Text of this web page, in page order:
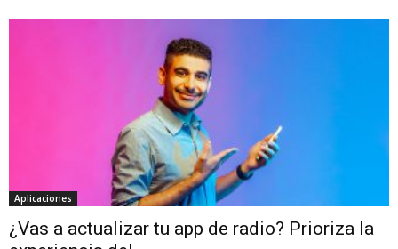
Aplicaciones
¿Vas a actualizar tu app de radio? Prioriza la